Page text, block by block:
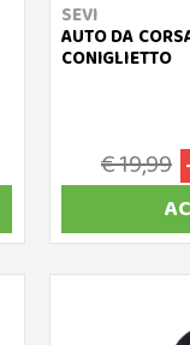
SEVI
AUTO DA
CONIGLIETTO
€ 19,99